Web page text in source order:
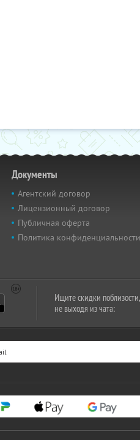
Документы
Агентский договор
Лицензионный договор
Публичная оферта
Политика конфиденциальности
Ищите скидки поблизости,
не выходя из чата: